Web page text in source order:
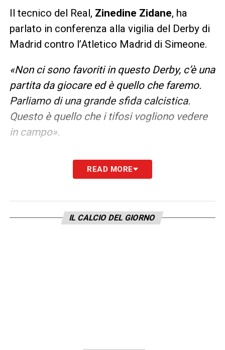
Il tecnico del Real, Zinedine Zidane, ha
parlato in conferenza alla vigilia del Derby di
Madrid contro l’Atletico Madrid di Simeone.
«Non ci sono favoriti in questo Derby, c’è una
partita da giocare ed è quello che faremo.
Parliamo di una grande sfida calcistica.
Questo è quello che i tifosi vogliono vedere
in campo».
LA PLAYLIST DELLE NOSTRE TOP NEWS
READ MORE
IL CALCIO DEL GIORNO